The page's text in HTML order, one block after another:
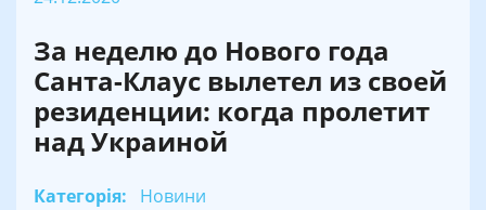
За неделю до Нового года
Санта-Клаус вылетел из своей
резиденции: когда пролетит
над Украиной
Категорія: Новини